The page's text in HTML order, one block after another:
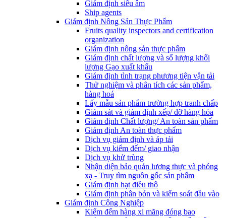
Giám định siêu âm
Ship agents
Giám định Nông Sản Thực Phẩm
Fruits quality inspectors and certification
organization
Giám định nông sản thực phẩm
Giám định chất lượng và số lượng khối
lượng Gạo xuất khẩu
Giám định tình trạng phương tiện vận tải
Thử nghiệm và phân tích các sản phẩm,
hàng hoá
Lấy mẫu sản phẩm trường hợp tranh chấp
Giám sát và giám định xếp/ dỡ hàng hóa
Giám định Chất lượng/ An toàn sản phẩm
Giám định An toàn thực phẩm
Dịch vụ giám định và áp tải
Dịch vụ kiểm đếm/ giao nhận
Dịch vụ khử trùng
Nhận diện bảo quản lương thực và phóng
xạ - Truy tìm nguồn gốc sản phẩm
Giám định hạt điều thô
Giám định phân bón và kiểm soát đầu vào
Giám định Công Nghiệp
Kiểm đếm hàng xi măng đóng bao